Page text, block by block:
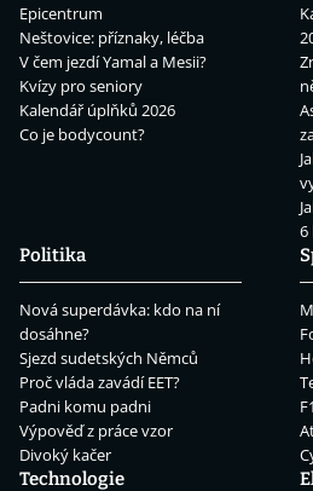
Epicentrum
Neštovice: příznaky, léčba
V čem jezdí Yamal a Mesii?
Kvízy pro seniory
Kalendář úplňků 2026
Co je bodycount?
6
Politika
Nová superdávka: kdo na ní
dosáhne?
Sjezd sudetských Němců
Proč vláda zavádí EET?
Padni komu padni
Výpověď z práce vzor
Divoký kačer
Technologie